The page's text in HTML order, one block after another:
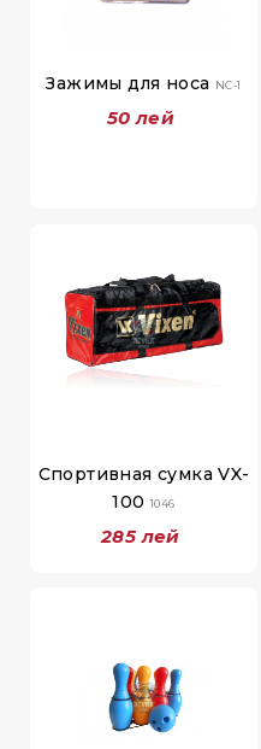
Зажимы для носа NC-1
50 лей
Спортивная сумка VX-
1001046
285 лей